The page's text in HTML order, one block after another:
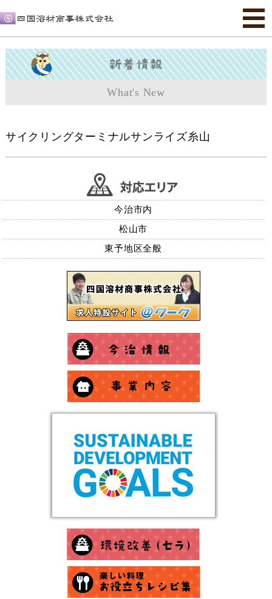
What's New
サイクリングターミナルサンライズ糸山
今治市内
松山市
東予地区全般